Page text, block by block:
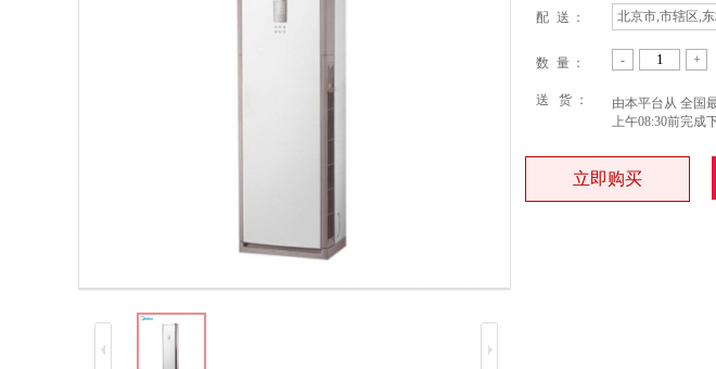
配 送 ： 北京市,市辖区,
数 量 ： - +
送 货 ：
由本平台从 全国
上午08:30前完成
立即购买